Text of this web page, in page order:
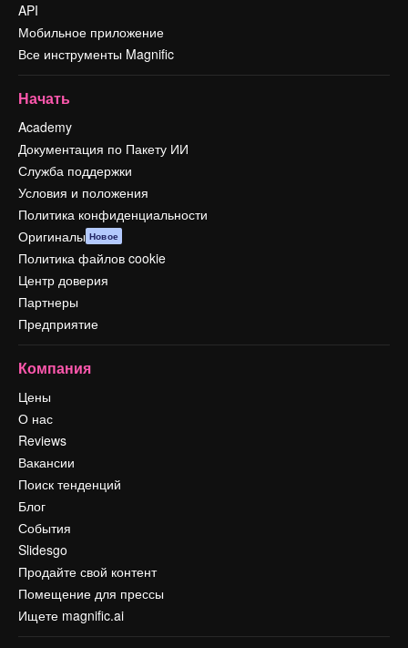
API
Мобильное приложение
Все инструменты Magnific
Начать
Academy
Документация по Пакету ИИ
Служба поддержки
Условия и положения
Политика конфиденциальности
Оригиналы Новое
Политика файлов cookie
Центр доверия
Партнеры
Предприятие
Компания
Цены
О нас
Reviews
Вакансии
Поиск тенденций
Блог
События
Slidesgo
Продайте свой контент
Помещение для прессы
Ищете magnific.ai